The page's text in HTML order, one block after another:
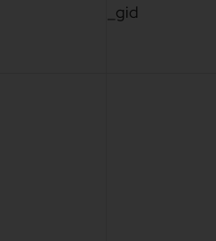
_gid